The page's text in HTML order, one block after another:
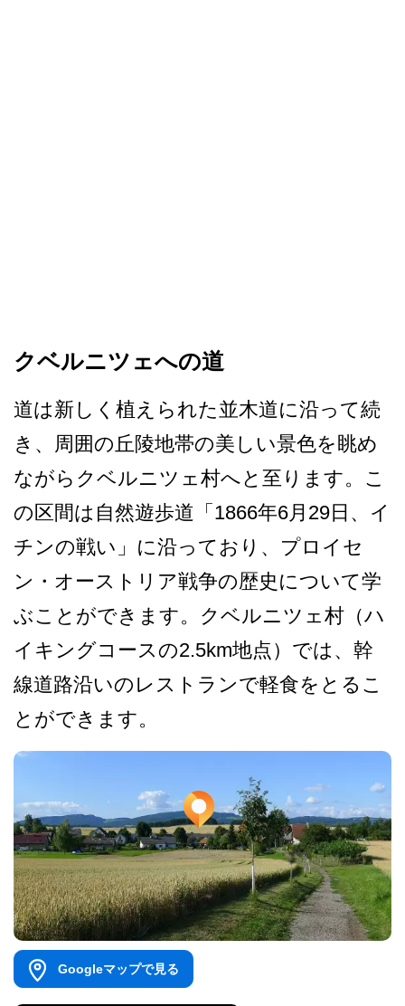
クベルニツェへの道
道は新しく植えられた並木道­に沿って続
き、周囲の丘陵地帯の美しい景色を眺め
な­がらクベルニツェ村へと至ります。こ
の区間は自然遊­歩道「1866年6月29日、イ
チンの戦い」に沿っ­ており、プロイセ
ン・オーストリア戦争の歴史につい­て学
ぶことができます。クベルニツェ村（ハ
イキング­コースの2.5km地点）では、幹
線­道路沿いのレストランで軽食をとるこ
とができます。
Googleマップで見る